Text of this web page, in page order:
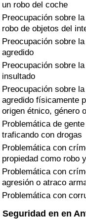
un robo del coche
Preocupación sobre
robo de objetos del
Preocupación sobre
agredido
Preocupación sobre
insultado
Preocupación sobre
agredido físicamente
origen étnico, género
Problemática de
traficando con drogas
Problemática con
propiedad como robo
Problemática con
agresión o atraco
Problemática con
Seguridad en en
Índice de Sanidad
Índice de Sanidad
Contaminación
Índice de
Índice de
Índice de
Tráfico
Índice de Tráfico